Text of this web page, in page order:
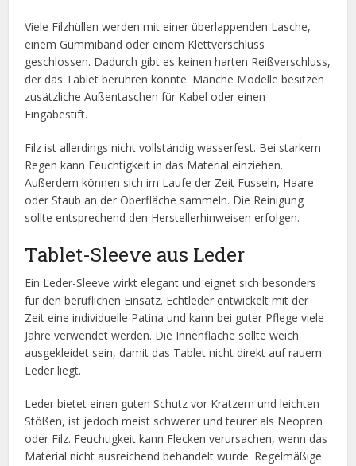
Viele Filzhüllen werden mit einer überlappenden Lasche,
einem Gummiband oder einem Klettverschluss
geschlossen. Dadurch gibt es keinen harten Reißverschluss,
der das Tablet berühren könnte. Manche Modelle besitzen
zusätzliche Außentaschen für Kabel oder einen
Eingabestift.
Filz ist allerdings nicht vollständig wasserfest. Bei starkem
Regen kann Feuchtigkeit in das Material einziehen.
Außerdem können sich im Laufe der Zeit Fusseln, Haare
oder Staub an der Oberfläche sammeln. Die Reinigung
sollte entsprechend den Herstellerhinweisen erfolgen.
Tablet-Sleeve aus Leder
Ein Leder-Sleeve wirkt elegant und eignet sich besonders
für den beruflichen Einsatz. Echtleder entwickelt mit der
Zeit eine individuelle Patina und kann bei guter Pflege viele
Jahre verwendet werden. Die Innenfläche sollte weich
ausgekleidet sein, damit das Tablet nicht direkt auf rauem
Leder liegt.
Leder bietet einen guten Schutz vor Kratzern und leichten
Stößen, ist jedoch meist schwerer und teurer als Neopren
oder Filz. Feuchtigkeit kann Flecken verursachen, wenn das
Material nicht ausreichend behandelt wurde. Regelmäßige